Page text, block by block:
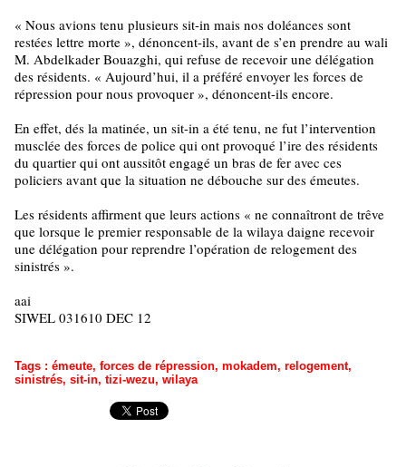
« Nous avions tenu plusieurs sit-in mais nos doléances sont
restées lettre morte », dénoncent-ils, avant de s’en prendre au wali
M. Abdelkader Bouazghi, qui refuse de recevoir une délégation
des résidents. « Aujourd’hui, il a préféré envoyer les forces de
répression pour nous provoquer », dénoncent-ils encore.
En effet, dés la matinée, un sit-in a été tenu, ne fut l’intervention
musclée des forces de police qui ont provoqué l’ire des résidents
du quartier qui ont aussitôt engagé un bras de fer avec ces
policiers avant que la situation ne débouche sur des émeutes.
Les résidents affirment que leurs actions « ne connaîtront de trêve
que lorsque le premier responsable de la wilaya daigne recevoir
une délégation pour reprendre l’opération de relogement des
sinistrés ».
aai
SIWEL 031610 DEC 12
Tags : émeute, forces de répression, mokadem, relogement,
sinistrés, sit-in, tizi-wezu, wilaya